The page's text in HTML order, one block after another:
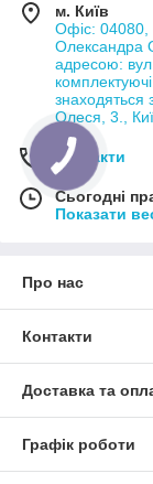
м. Київ
Офіс: 04080,
Олександра
адресою:
знаходяться
Олеся, 3.,
Контакти
Сьогодні
Показати
Про нас
Контакти
Доставка та
Графік роботи